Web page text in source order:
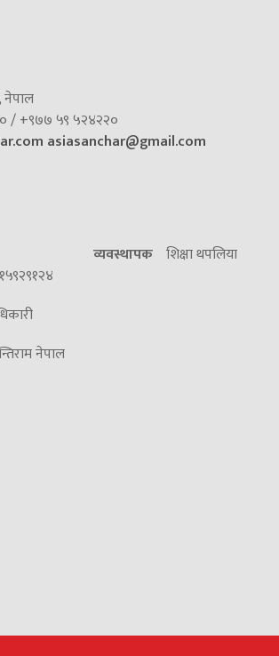
नेपाल
/ +९७७ ५९ ५२४२२०
asiasanchar@gmail.com
व्यवस्थापक शिक्षा थपलिया
नेपाल